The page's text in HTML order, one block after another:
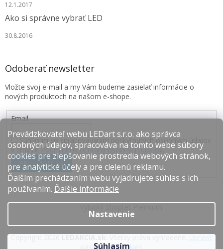
Prevádzkovateľ webu LEDart s.r.o. ako správca
osobných údajov, spracováva na tomto webe súbory
cookies pre zlepšovanie prostredia webových stránok,
pre analytické účely a pre cielenú reklamu.
Ďalším prechádzaním webu vyjadrujete súhlas s ich
používaním. Ďalšie informácie
Nastavenie
Súhlasím
12.1.2017
Ako si správne vybrať LED
30.8.2016
Odoberať newsletter
Vložte svoj e-mail a my Vám budeme zasielať informácie o
nových produktoch na našom e-shope.
Email
Súhlasím so spracovávaním poskytnutých osobných údajov
v zmysle Podmienok ochrany osobných údajov.
PRIHLÁSIŤ SA
nastavenie cookies